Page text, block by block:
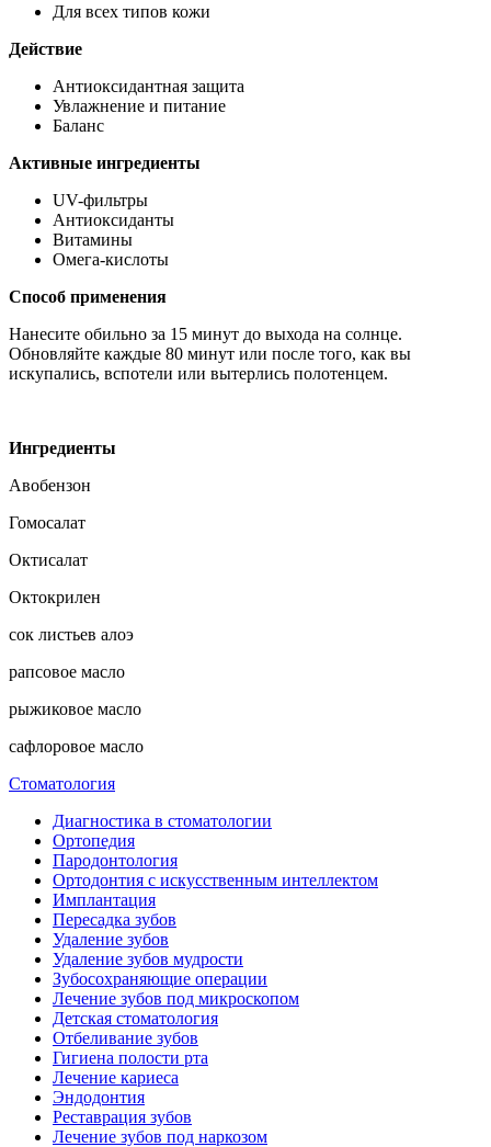
Для всех типов кожи
Действие
Антиоксидантная защита
Увлажнение и питание
Баланс
Активные ингредиенты
UV-фильтры
Антиоксиданты
Витамины
Омега-кислоты
Способ применения
Нанесите обильно за 15 минут до выхода на солнце.
Обновляйте каждые 80 минут или после того, как вы
искупались, вспотели или вытерлись полотенцем.
Ингредиенты
Авобензон
Гомосалат
Октисалат
Октокрилен
сок листьев алоэ
рапсовое масло
рыжиковое масло
сафлоровое масло
Стоматология
Диагностика в стоматологии
Ортопедия
Пародонтология
Ортодонтия с искусственным интеллектом
Имплантация
Пересадка зубов
Удаление зубов
Удаление зубов мудрости
Зубосохраняющие операции
Лечение зубов под микроскопом
Детская стоматология
Отбеливание зубов
Гигиена полости рта
Лечение кариеса
Эндодонтия
Реставрация зубов
Лечение зубов под наркозом